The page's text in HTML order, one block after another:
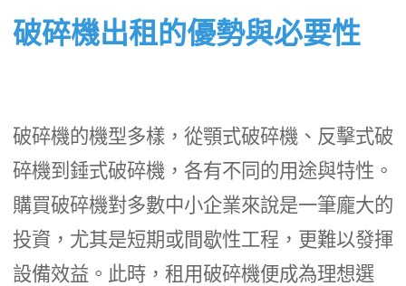
破碎機出租的優勢與必要性
破碎機的機型多樣，從顎式破碎機、反擊式破
碎機到錘式破碎機，各有不同的用途與特性。
購買破碎機對多數中小企業來說是一筆龐大的
投資，尤其是短期或間歇性工程，更難以發揮
設備效益。此時，租用破碎機便成為理想選